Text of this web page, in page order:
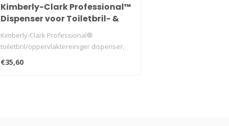
Kimberly-Clark Professional™
Dispenser voor Toiletbril- &
Oppervlaktereiniger - Wit
Kimberly-Clark Professional®
toiletbril/oppervlaktereiniger dispenser,
€35,60